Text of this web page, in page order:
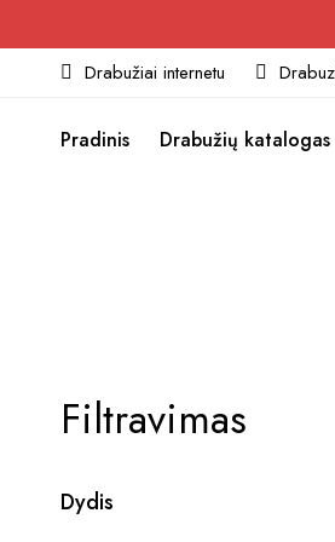
Drabužiai internetu
Pradinis Drabužių katalogas
Filtravimas
Dydis